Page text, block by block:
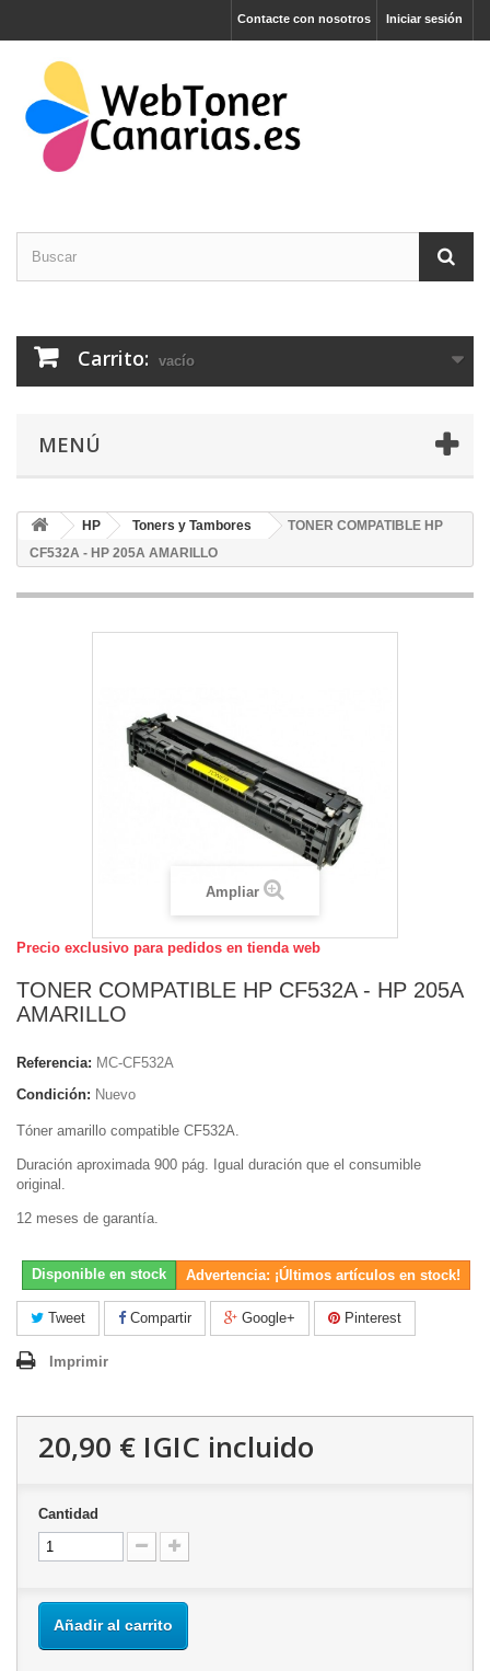
Iniciar sesión
Contacte con nosotros
Carrito: vacío
MENÚ
HP Toners y Tambores
TONER COMPATIBLE HP
CF532A - HP 205A AMARILLO
Ampliar
Precio exclusivo para pedidos en tienda web
TONER COMPATIBLE HP CF532A - HP 205A
AMARILLO
Referencia: MC-CF532A
Condición: Nuevo
Tóner amarillo compatible CF532A.
Duración aproximada 900 pág. Igual duración que el consumible
original.
12 meses de garantía.
Disponible en stock Advertencia: ¡Últimos artículos en stock!
Tweet Compartir Google+ Pinterest
Imprimir
20,90 € IGIC incluido
Cantidad
Añadir al carrito